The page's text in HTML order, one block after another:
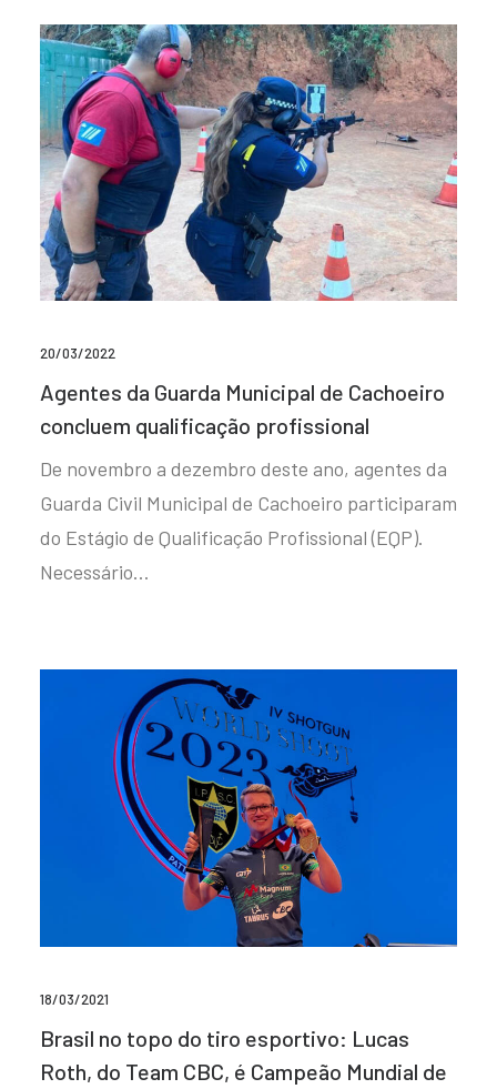
20/03/2022
Agentes da Guarda Municipal de Cachoeiro
concluem qualificação profissional
De novembro a dezembro deste ano, agentes da
Guarda Civil Municipal de Cachoeiro participaram
do Estágio de Qualificação Profissional (EQP).
Necessário…
18/03/2021
Brasil no topo do tiro esportivo: Lucas
Roth, do Team CBC, é Campeão Mundial de